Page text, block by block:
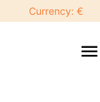
Currency: €
menu